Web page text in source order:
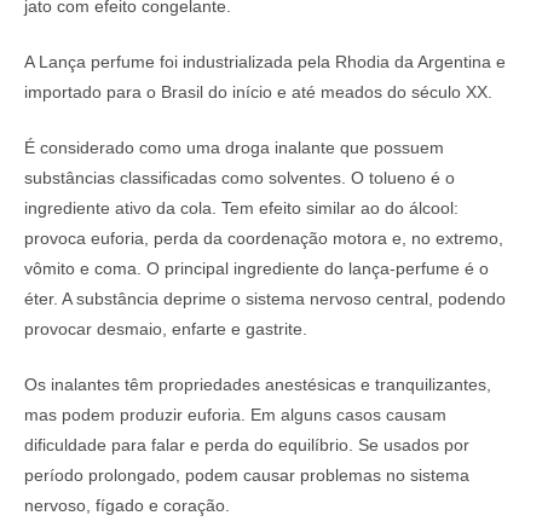
jato com efeito congelante.
A Lança perfume foi industrializada pela Rhodia da Argentina e
importado para o Brasil do início e até meados do século XX.
É considerado como uma droga inalante que possuem
substâncias classificadas como solventes. O tolueno é o
ingrediente ativo da cola. Tem efeito similar ao do álcool:
provoca euforia, perda da coordenação motora e, no extremo,
vômito e coma. O principal ingrediente do lança-perfume é o
éter. A substância deprime o sistema nervoso central, podendo
provocar desmaio, enfarte e gastrite.
Os inalantes têm propriedades anestésicas e tranquilizantes,
mas podem produzir euforia. Em alguns casos causam
dificuldade para falar e perda do equilíbrio. Se usados por
período prolongado, podem causar problemas no sistema
nervoso, fígado e coração.